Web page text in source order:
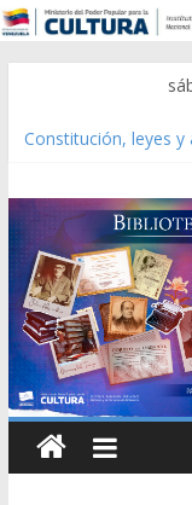
Constitución, leyes y
Modesta Bor
Gaceta Oficial de la
Caracas 09 de
Catálogo temático